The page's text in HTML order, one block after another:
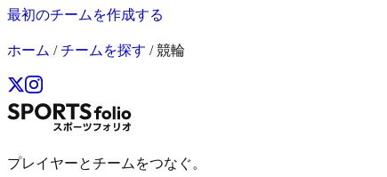
最初のチームを作成する
ホーム /チームを探す /競輪
プレイヤーとチームをつなぐ。